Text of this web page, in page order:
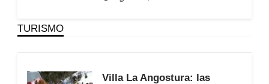
TURISMO
Villa La Angostura: las